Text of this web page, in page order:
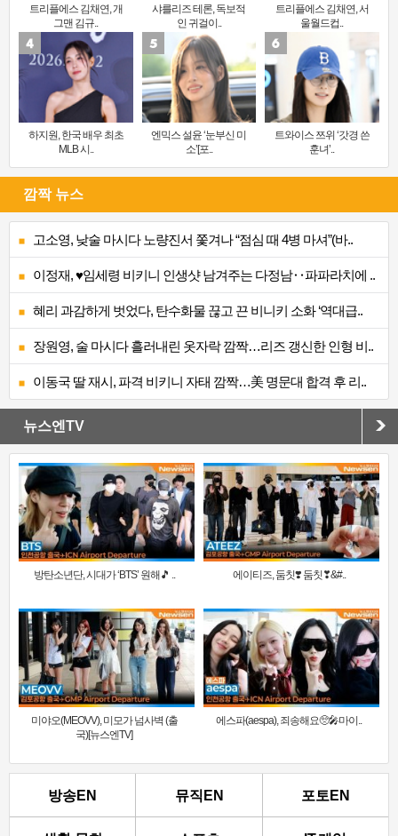
트리플에스 김채연, 개
그맨 김규..
샤를리즈 테론, 독보적
인 귀걸이..
트리플에스 김채연, 서
울월드컵..
하지원, 한국 배우 최초
MLB 시..
엔믹스 설윤 ‘눈부신 미
소’[포..
트와이스 쯔위 ‘갓경 쓴
훈녀’..
깜짝 뉴스
고소영, 낮술 마시다 노량진서 쫓겨나 “점심 때 4병 마셔”(바..
이정재, ♥임세령 비키니 인생샷 남겨주는 다정남‥파파라치에 ..
혜리 과감하게 벗었다, 탄수화물 끊고 끈 비니키 소화 ‘역대급..
장원영, 술 마시다 흘러내린 옷자락 깜짝…리즈 갱신한 인형 비..
이동국 딸 재시, 파격 비키니 자태 깜짝…美 명문대 합격 후 리..
뉴스엔TV
방탄소년단, 시대가 ‘BTS’ 원해🎵 .. 에이티즈, 둠칫❣️ 둠칫❣&#..
미야오(MEOVV), 미모가 넘사벽 (출
국)[뉴스엔TV]
에스파(aespa), 죄송해요🥺🎤마이..
방송EN 뮤직EN 포토EN